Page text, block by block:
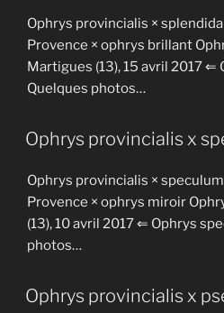
Ophrys provincialis ×
Provence × ophrys brillant
Martigues (13), 15 avril 2017 ⇐
Quelques photos…
Ophrys provincialis x
Ophrys provincialis ×
Provence × ophrys miroir
(13), 10 avril 2017 ⇐ Ophrys
photos…
Ophrys provincialis x